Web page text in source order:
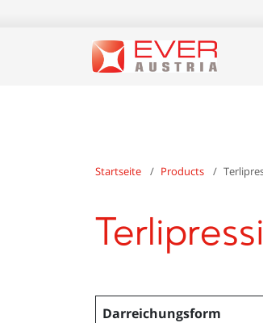
Startseite Products
Darreichungsform